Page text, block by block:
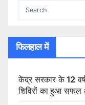
फिलहाल में
केंद्र सरकार के 12
शिविरों का हुआ